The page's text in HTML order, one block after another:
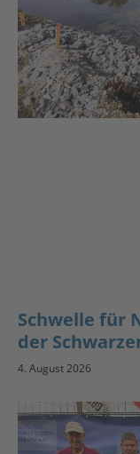
Schwelle für
der
4. August 2026